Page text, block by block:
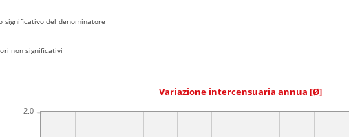
significativo del denominatore
non significativi
Variazione intercensuaria annua [Ø]
2.0